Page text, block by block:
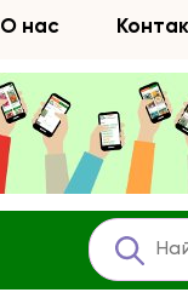
О нас